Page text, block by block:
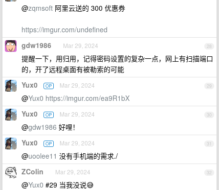
@zqmsoft 阿里云送的 300 优惠券
https://imgur.com/undefined
28
gdw1986 Mar 29, 2024
提醒一下，用归用，记得密码设置的复杂一点，网上有扫描端口
的，开了远程桌面有被勒索的可能
29
Yux0 OP Mar 29, 2024
@Yux0 https://imgur.com/ea9R1bX
30
Yux0 OP Mar 29, 2024
@gdw1986 好哩！
31
Yux0 OP Mar 29, 2024
@uoolee11 没有手机端的需求./
32
ZColin Mar 29, 2024
@Yux0 #29 当我没说😅